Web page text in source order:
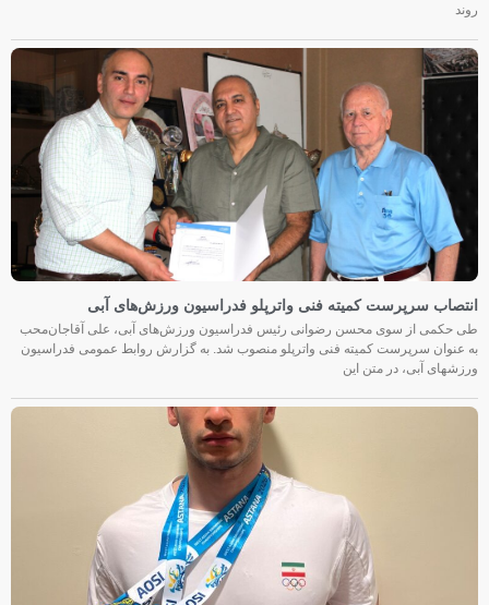
روند
انتصاب سرپرست کمیته فنی واترپلو فدراسیون ورزش‌های آبی
طی حکمی از سوی محسن رضوانی رئیس فدراسیون ورزش‌های آبی، علی آقاجان‌محب
به عنوان سرپرست کمیته فنی واترپلو منصوب شد. به گزارش روابط عمومی فدراسیون
ورزشهای آبی، در متن این